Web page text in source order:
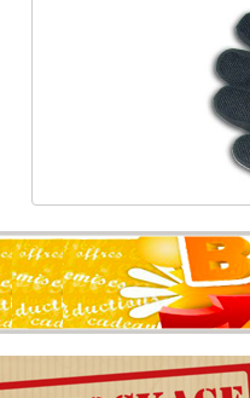
Kgear -
10.00